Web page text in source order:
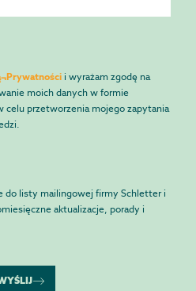
i wyrażam zgodę na
moich danych w formie
celu przetworzenia mojego zapytania
do listy mailingowej firmy Schletter i
aktualizacje, porady i